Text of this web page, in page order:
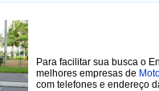
Para facilitar sua busca o
melhores empresas de
com telefones e endereço